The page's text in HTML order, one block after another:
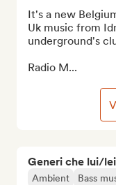
Generi che lui/
Ambient Bass
It's a new
Uk music from
underground's
Radio M...